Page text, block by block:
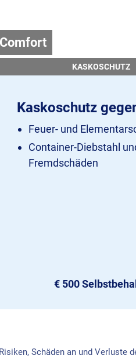
Comfort
KASKOSCHUTZ
Kaskoschutz
Feuer- und
Container-Diebstahl
Fremdschäden
€ 500
Schäden an und